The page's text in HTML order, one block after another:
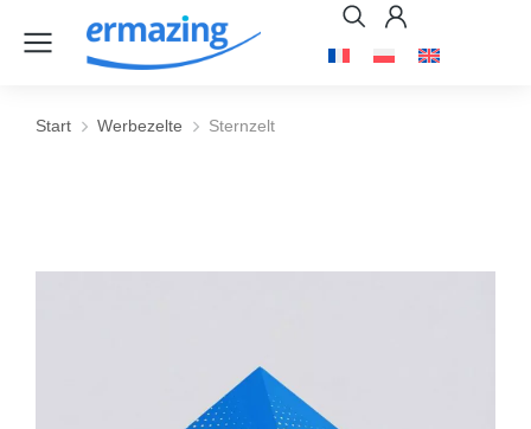
Sie befinden sich hier:
Start Werbezelte Sternzelt